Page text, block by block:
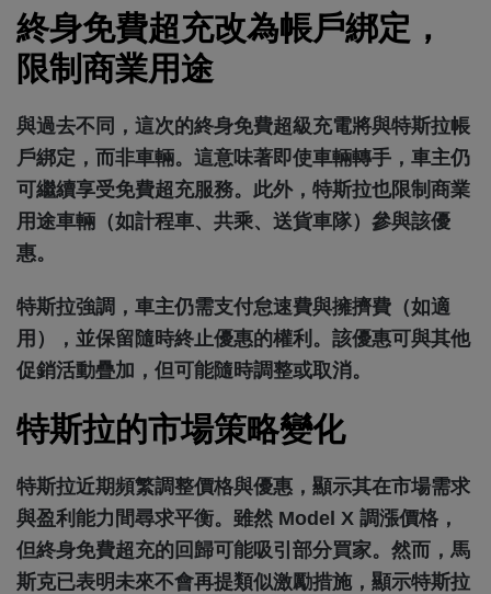
終身免費超充改為帳戶綁定，
限制商業用途
與過去不同，這次的終身免費超級充電將與特斯拉帳
戶綁定，而非車輛。這意味著即使車輛轉手，車主仍
可繼續享受免費超充服務。此外，特斯拉也限制商業
用途車輛（如計程車、共乘、送貨車隊）參與該優
惠。
特斯拉強調，車主仍需支付怠速費與擁擠費（如適
用），並保留隨時終止優惠的權利。該優惠可與其他
促銷活動疊加，但可能隨時調整或取消。
特斯拉的市場策略變化
特斯拉近期頻繁調整價格與優惠，顯示其在市場需求
與盈利能力間尋求平衡。雖然 Model X 調漲價格，
但終身免費超充的回歸可能吸引部分買家。然而，馬
斯克已表明未來不會再提類似激勵措施，顯示特斯拉